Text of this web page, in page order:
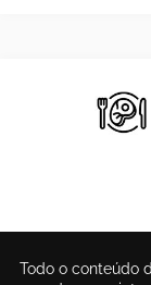
Todo o conteúdo